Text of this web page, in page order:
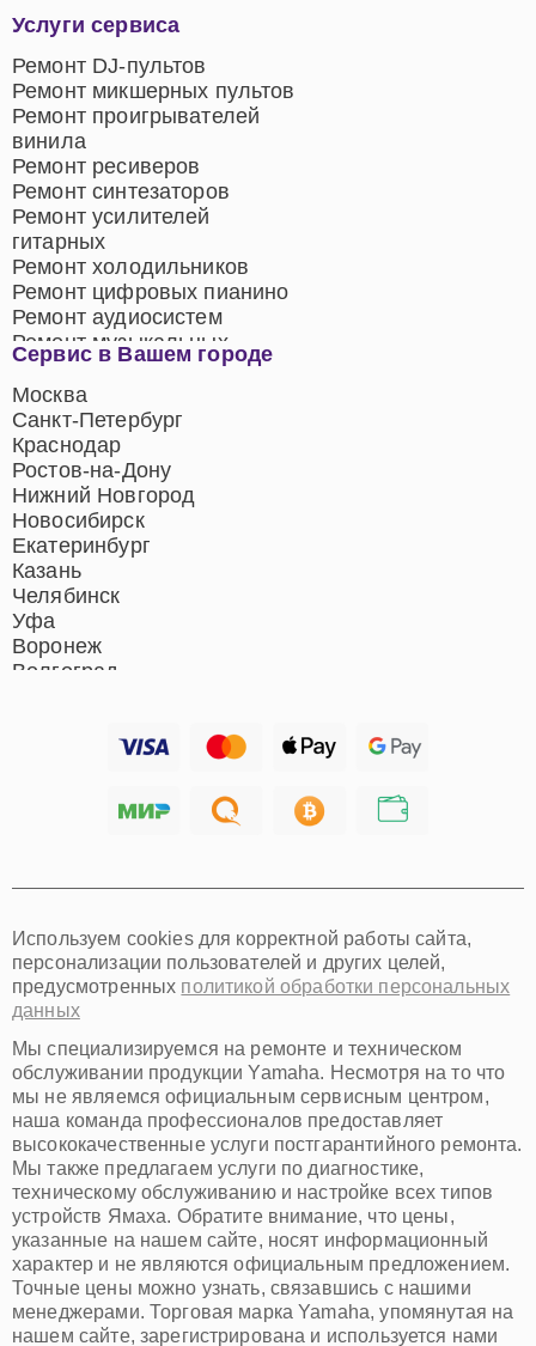
Сервис в Вашем городе
Москва
Санкт-Петербург
Краснодар
Ростов-на-Дону
Нижний Новгород
Новосибирск
Екатеринбург
Казань
Челябинск
Уфа
Воронеж
Волгоград
Хабаровск
Омск
Красноярск
Пермь
Ульяновск
Киров
Архангельск
Астрахань
Белгород
Благовещенск
Брянск
Владивосток
Владикавказ
Владимир
Волжский
Вологда
Грозный
Услуги сервиса
Ремонт DJ-пультов
Ремонт микшерных пультов
Ремонт проигрывателей
винила
Ремонт ресиверов
Ремонт синтезаторов
Ремонт усилителей
гитарных
Ремонт холодильников
Ремонт цифровых пианино
Ремонт аудиосистем
Ремонт музыкальных
центров
Ремонт домашних
кинотеатров
Ремонт микрофонов
Ремонт акустических
систем
Используем cookies для корректной работы сайта,
персонализации пользователей и других целей,
предусмотренных политикой обработки персональных
данных
Мы специализируемся на ремонте и техническом
обслуживании продукции Yamaha. Несмотря на то что
мы не являемся официальным сервисным центром,
наша команда профессионалов предоставляет
высококачественные услуги постгарантийного ремонта.
Мы также предлагаем услуги по диагностике,
техническому обслуживанию и настройке всех типов
устройств Ямаха. Обратите внимание, что цены,
указанные на нашем сайте, носят информационный
характер и не являются официальным предложением.
Точные цены можно узнать, связавшись с нашими
менеджерами. Торговая марка Yamaha, упомянутая на
нашем сайте, зарегистрирована и используется нами